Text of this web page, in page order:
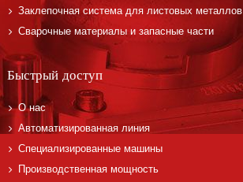
Заклепочная система для листовых металлов
Сварочные материалы и запасные части
Быстрый доступ
О нас
Автоматизированная линия
Специализированные машины
Производственная мощность